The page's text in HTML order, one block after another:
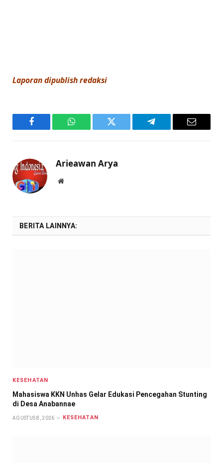
Laporan dipublish redaksi
Facebook WhatsAppTwitter Telegram Email
Arieawan Arya
Website
BERITA LAINNYA:
KESEHATAN
Mahasiswa KKN Unhas Gelar Edukasi Pencegahan Stunting
di Desa Anabannae
AGUSTUS 8, 2026 KESEHATAN